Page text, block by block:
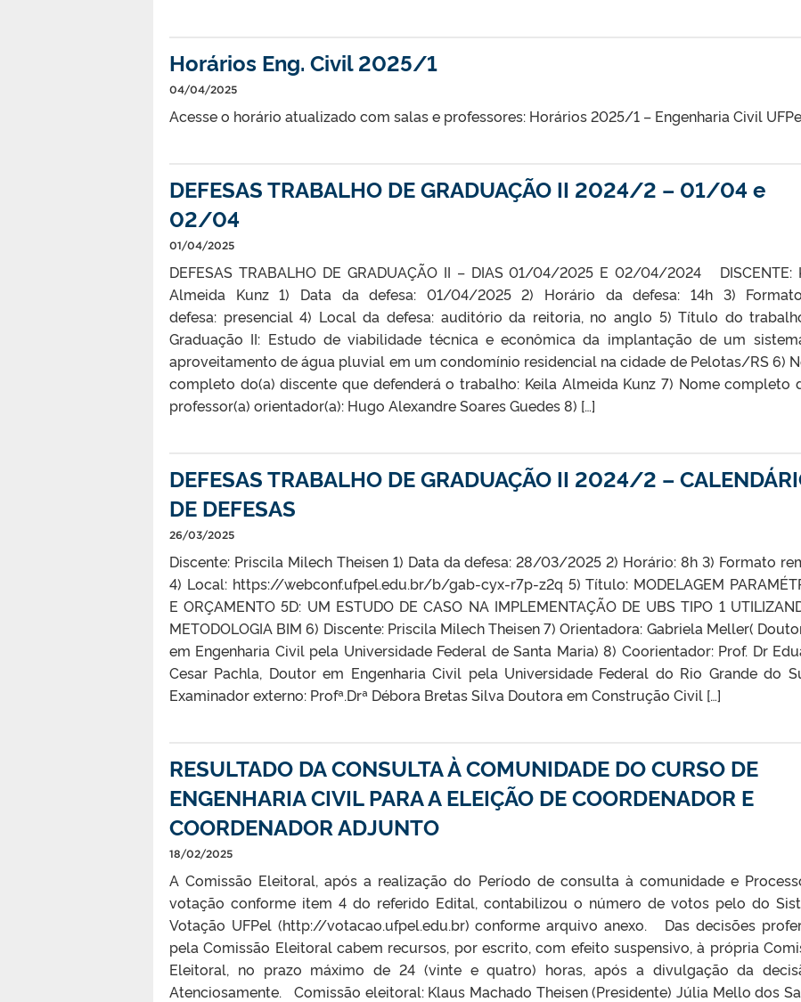
Horários Eng. Civil 2025/1
04/04/2025
Acesse o horário atualizado com salas e professores: Horários 2025/1 – Engenharia Civil
DEFESAS TRABALHO DE GRADUAÇÃO II 2024/2 – 01/04 e
02/04
01/04/2025
DEFESAS TRABALHO DE GRADUAÇÃO II – DIAS 01/04/2025 E 02/04/2024 DISCENTE:
Almeida Kunz 1) Data da defesa: 01/04/2025 2) Horário da defesa: 14h 3)
defesa: presencial 4) Local da defesa: auditório da reitoria, no anglo 5) Título do
Graduação II: Estudo de viabilidade técnica e econômica da implantação de um
aproveitamento de água pluvial em um condomínio residencial na cidade de Pelotas/RS 6)
completo do(a) discente que defenderá o trabalho: Keila Almeida Kunz 7) Nome completo
professor(a) orientador(a): Hugo Alexandre Soares Guedes 8) […]
DEFESAS TRABALHO DE GRADUAÇÃO II 2024/2 –
DE DEFESAS
26/03/2025
Discente: Priscila Milech Theisen 1) Data da defesa: 28/03/2025 2) Horário: 8h 3) Formato
4) Local: https://webconf.ufpel.edu.br/b/gab-cyx-r7p-z2q 5) Título: MODELAGEM
E ORÇAMENTO 5D: UM ESTUDO DE CASO NA IMPLEMENTAÇÃO DE UBS TIPO 1
METODOLOGIA BIM 6) Discente: Priscila Milech Theisen 7) Orientadora: Gabriela Meller(
em Engenharia Civil pela Universidade Federal de Santa Maria) 8) Coorientador: Prof. Dr
Cesar Pachla, Doutor em Engenharia Civil pela Universidade Federal do Rio Grande do
Examinador externo: Profª.Drª Débora Bretas Silva Doutora em Construção Civil […]
RESULTADO DA CONSULTA À COMUNIDADE DO CURSO DE
ENGENHARIA CIVIL PARA A ELEIÇÃO DE COORDENADOR E
COORDENADOR ADJUNTO
18/02/2025
A Comissão Eleitoral, após a realização do Período de consulta à comunidade e
votação conforme item 4 do referido Edital, contabilizou o número de votos pelo do
Votação UFPel (http://votacao.ufpel.edu.br) conforme arquivo anexo. Das decisões
pela Comissão Eleitoral cabem recursos, por escrito, com efeito suspensivo, à própria
Eleitoral, no prazo máximo de 24 (vinte e quatro) horas, após a divulgação da
Atenciosamente. Comissão eleitoral: Klaus Machado Theisen (Presidente) Júlia Mello dos